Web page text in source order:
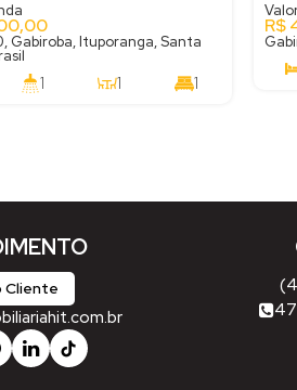
Gabiroba, Ituporanga, Santa
1 1
1
R$
Cliente